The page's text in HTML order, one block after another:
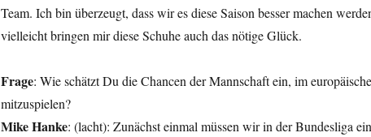
Team. Ich bin überzeugt, dass wir es diese Saison besser machen
vielleicht bringen mir diese Schuhe auch das nötige Glück.
Frage: Wie schätzt Du die Chancen der Mannschaft ein, im
mitzuspielen?
Mike Hanke: (lacht): Zunächst einmal müssen wir in der Bundesliga